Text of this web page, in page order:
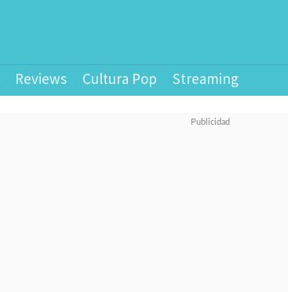
Reviews Cultura Pop Streaming